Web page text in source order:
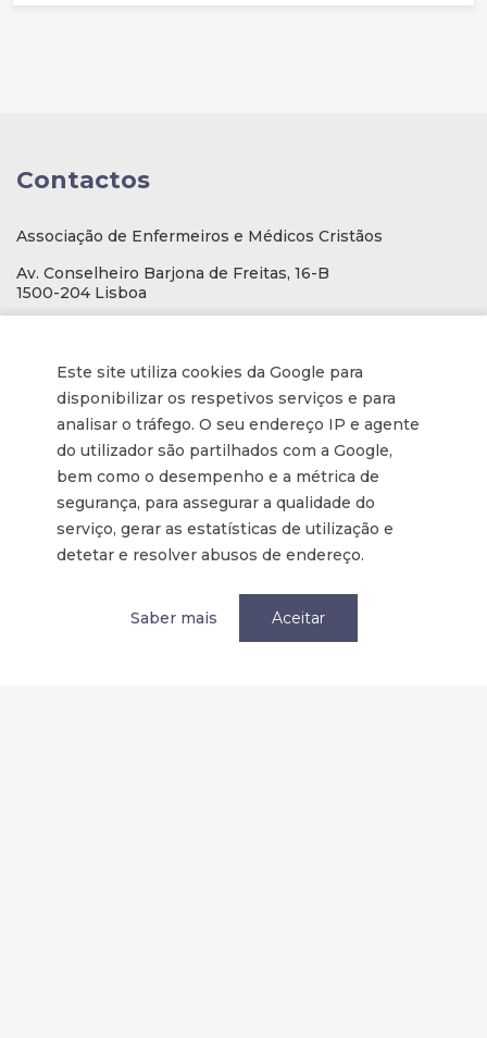
Este site utiliza cookies da Google para
disponibilizar os respetivos serviços e para
analisar o tráfego. O seu endereço IP e agente
do utilizador são partilhados com a Google,
bem como o desempenho e a métrica de
segurança, para assegurar a qualidade do
serviço, gerar as estatísticas de utilização e
detetar e resolver abusos de endereço.
Saber mais Aceitar
Contactos
Associação de Enfermeiros e Médicos Cristãos
Av. Conselheiro Barjona de Freitas, 16-B
1500-204 Lisboa
Telef. (escritório): 21 771 0530
592006107
Informações
Inscrição na Newsletter
Política de privacidade / Privacy